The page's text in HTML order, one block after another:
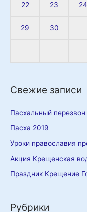
22 23 24
29 30
Свежие записи
Пасхальный перезвон
Пасха 2019
Уроки православия
Акция Крещенская
Праздник Крещение
Рубрики